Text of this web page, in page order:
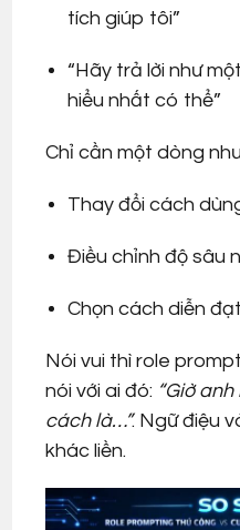
tích giúp tôi”
“Hãy trả lời như
hiểu nhất có thể”
Chỉ cần một dòng
Thay đổi cách
Điều chỉnh độ sâu
Chọn cách diễn
Nói vui thì role
nói với ai đó: “Giờ
cách là…”. Ngữ điệu
khác liền.